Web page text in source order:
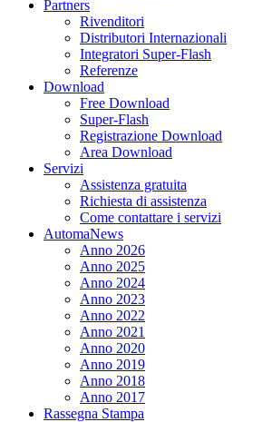
Partners
Rivenditori
Distributori Internazionali
Integratori Super-Flash
Referenze
Download
Free Download
Super-Flash
Registrazione Download
Area Download
Servizi
Assistenza gratuita
Richiesta di assistenza
Come contattare i servizi
AutomaNews
Anno 2026
Anno 2025
Anno 2024
Anno 2023
Anno 2022
Anno 2021
Anno 2020
Anno 2019
Anno 2018
Anno 2017
Rassegna Stampa